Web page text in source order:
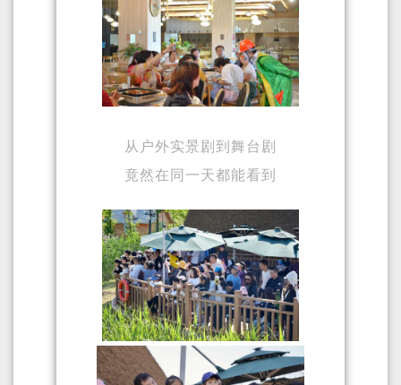
从户外实景剧到舞台剧
竟然在同一天都能看到